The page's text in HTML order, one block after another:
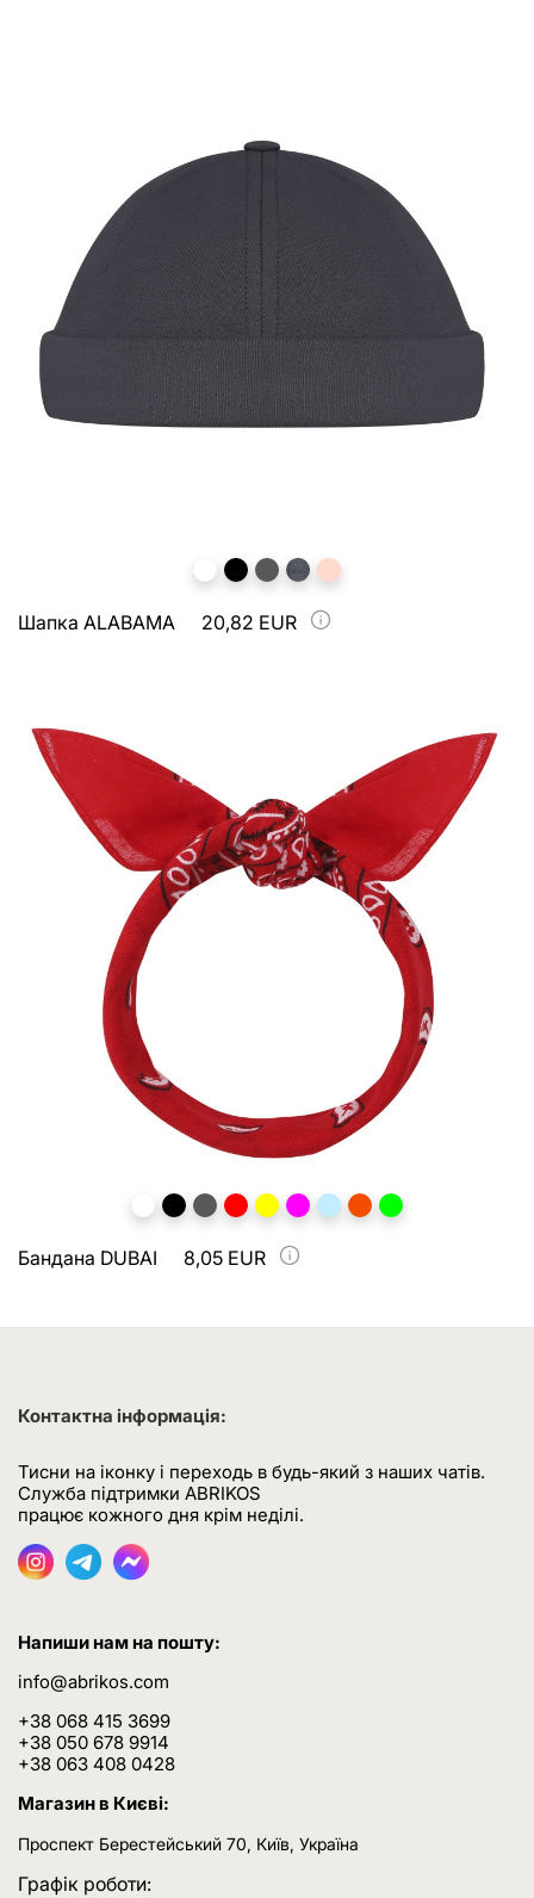
Шапка ALABAMA 20,82 EUR
Бандана DUBAI 8,05 EUR
Контактна інформація:
Тисни на іконку і переходь в будь-який з наших чатів.
Служба підтримки ABRIKOS
працює кожного дня крім неділі.
Напиши нам на пошту:
info@abrikos.com
+38 068 415 3699
+38 050 678 9914
+38 063 408 0428
Магазин в Києві:
Проспект Берестейський 70, Київ, Україна
Графік роботи: